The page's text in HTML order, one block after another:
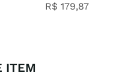
R$ 179,87
ITEM